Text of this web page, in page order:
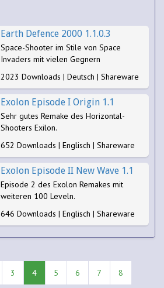
Earth Defence 2000 1.1.0.3
Space-Shooter im Stile von Space
Invaders mit vielen Gegnern
2023 Downloads | Deutsch | Shareware
Exolon Episode I Origin 1.1
Sehr gutes Remake des Horizontal-
Shooters Exilon.
652 Downloads | Englisch | Shareware
Exolon Episode II New Wave 1.1
Episode 2 des Exolon Remakes mit
weiteren 100 Leveln.
646 Downloads | Englisch | Shareware
3 4 5 6 7 8